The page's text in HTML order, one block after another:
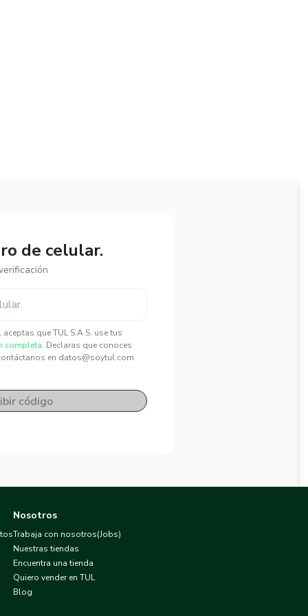
de celular.
que TUL S.A.S. use tus
completa. Declaras que conoces
en datos@soytul.com
código
Nosotros
Trabaja con nosotros(Jobs)
Nuestras tiendas
Encuentra una tienda
Quiero vender en TUL
Blog